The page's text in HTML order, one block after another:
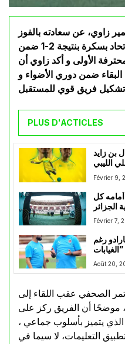
زاوي، عن سعادته بالفوز
الثمين الذي حققه فريقه أمام اتحاد بسكرة بنتيجة 2-1 ضمن
الأولى و أكد زاوي أن
ضمن دوري الأضواء و
PLUS D'ACTICLES
بن زايد
الليبي
Février 9,
كل
الجزائر
Février 7,
رغم
الغيابات”
Août 20,
الصحفي عقب اللقاء إلى
موضحًا أن الفريق ركز على
يتميز بأسلوب جماعي ،
التعليمات، لا سيما في